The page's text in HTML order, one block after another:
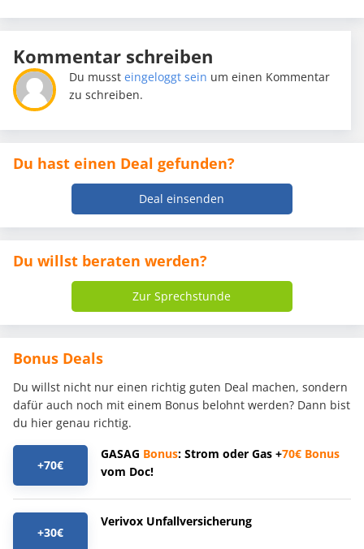
Kommentar schreiben
Du mussteingeloggt sein um einen Kommentar
zu schreiben.
Du hast einen Deal gefunden?
Deal einsenden
Du willst beraten werden?
Zur Sprechstunde
Bonus Deals
Du willst nicht nur einen richtig guten Deal machen, sondern
dafür auch noch mit einem Bonus belohnt werden? Dann bist
du hier genau richtig.
+70€
GASAG Bonus: Strom oder Gas +70€ Bonus
vom Doc!
+30€
Verivox Unfallversicherung